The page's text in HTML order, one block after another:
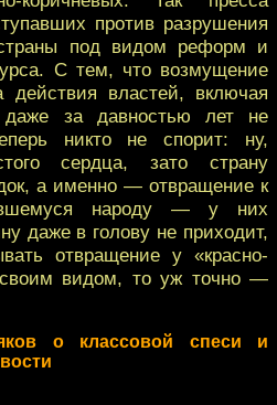
против разрушения
под видом реформ и
С тем, что возмущение
властей, включая
даже за давностью лет не
никто не спорит: ну,
сердца, зато страну
а именно — отвращение к
народу — у них
даже в голову не приходит,
отвращение у «красно-
видом, то уж точно —
о классовой спеси и